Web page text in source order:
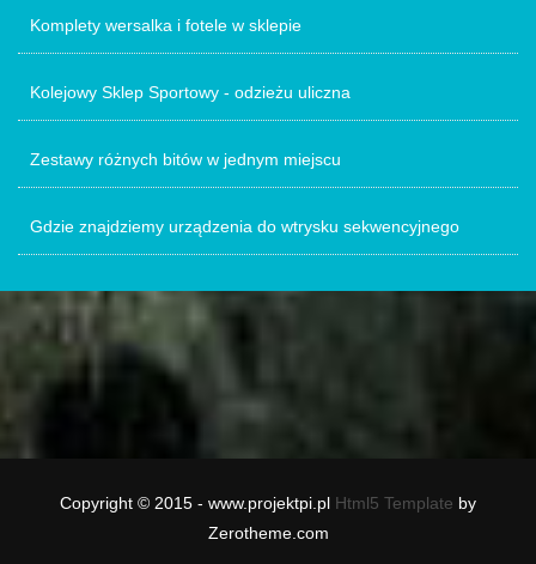
Komplety wersalka i fotele w sklepie
Kolejowy Sklep Sportowy - odzieżu uliczna
Zestawy różnych bitów w jednym miejscu
Gdzie znajdziemy urządzenia do wtrysku sekwencyjnego
Copyright © 2015 - www.projektpi.pl Html5 Template by
Zerotheme.com